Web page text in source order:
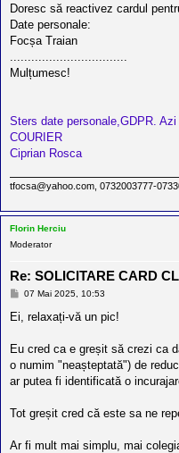
Doresc să reactivez cardul
Date personale:
Focșa Traian
Mulțumesc!
Sters date personale,GDPR.
COURIER
Ciprian Rosca
tfocsa@yahoo.com, 0732003777-
Florin Herciu
Moderator
Re: SOLICITARE CARD
M
a
07 Mai 2025, 10:53
Ei, relaxați-vă un pic!
Eu cred ca e greșit să crezi ca
o numim "neașteptată") de
ar putea fi identificată o
Tot greșit cred că este sa ne
Ar fi mult mai simplu, mai